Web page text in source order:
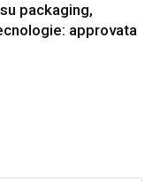
packaging,
approvata